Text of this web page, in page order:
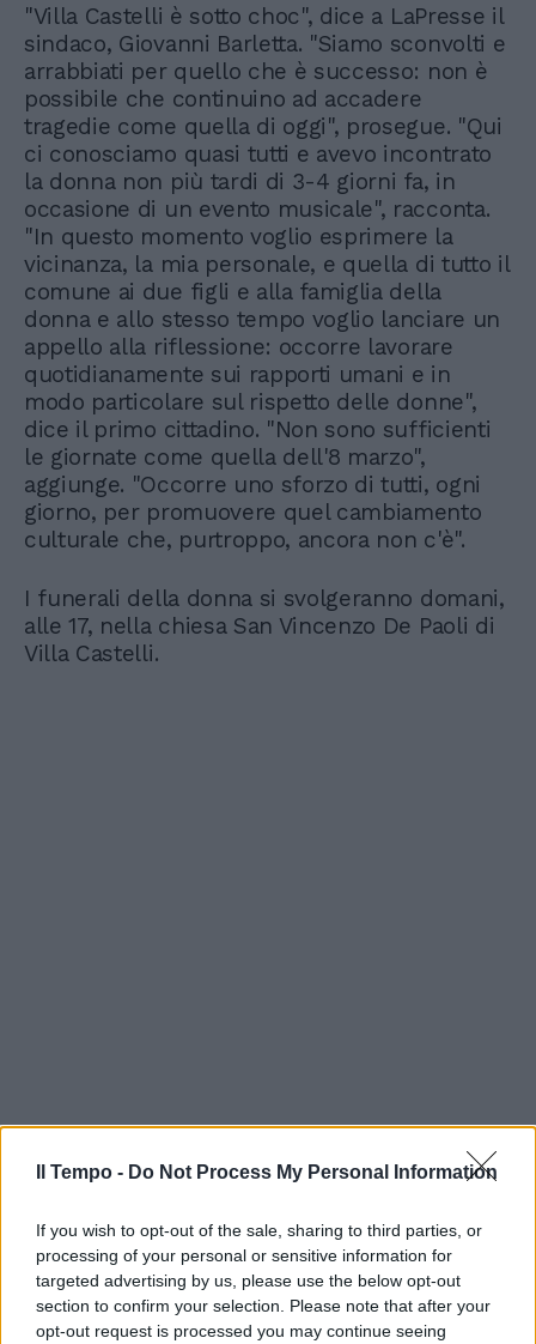
Il Tempo - Do Not Process My Personal Information
If you wish to opt-out of the sale, sharing to third parties, or
processing of your personal or sensitive information for
targeted advertising by us, please use the below opt-out
section to confirm your selection. Please note that after your
opt-out request is processed you may continue seeing
"Villa Castelli è sotto choc", dice a LaPresse il
sindaco, Giovanni Barletta. "Siamo sconvolti e
arrabbiati per quello che è successo: non è
possibile che continuino ad accadere
tragedie come quella di oggi", prosegue. "Qui
ci conosciamo quasi tutti e avevo incontrato
la donna non più tardi di 3-4 giorni fa, in
occasione di un evento musicale", racconta.
"In questo momento voglio esprimere la
vicinanza, la mia personale, e quella di tutto il
comune ai due figli e alla famiglia della
donna e allo stesso tempo voglio lanciare un
appello alla riflessione: occorre lavorare
quotidianamente sui rapporti umani e in
modo particolare sul rispetto delle donne",
dice il primo cittadino. "Non sono sufficienti
le giornate come quella dell'8 marzo",
aggiunge. "Occorre uno sforzo di tutti, ogni
giorno, per promuovere quel cambiamento
culturale che, purtroppo, ancora non c'è".
I funerali della donna si svolgeranno domani,
alle 17, nella chiesa San Vincenzo De Paoli di
Villa Castelli.